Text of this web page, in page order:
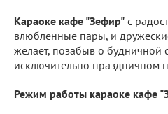
Караоке кафе "Зефир" с
влюбленные пары, и
желает, позабыв о будничной
исключительно праздничном
Режим работы караоке кафе